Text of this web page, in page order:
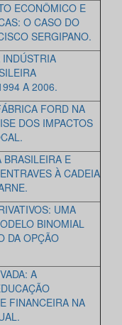
ECONÔMICO E
O CASO DO
SERGIPANO.
A 2006.
FORD NA
DOS IMPACTOS
BRASILEIRA E
À CADEIA
UMA
BINOMIAL
DA OPÇÃO
A
FINANCEIRA NA